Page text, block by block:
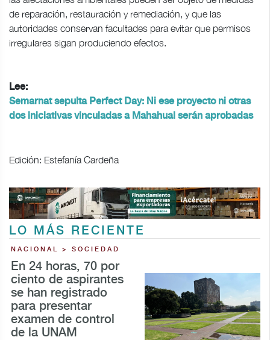
de reparación, restauración y remediación, y que las
autoridades conservan facultades para evitar que permisos
irregulares sigan produciendo efectos.
Lee:
Semarnat sepulta Perfect Day: Ni ese proyecto ni otras
dos iniciativas vinculadas a Mahahual serán aprobadas
Edición: Estefanía Cardeña
LO MÁS RECIENTE
NACIONAL > SOCIEDAD
En 24 horas, 70 por
ciento de aspirantes
se han registrado
para presentar
examen de control
de la UNAM